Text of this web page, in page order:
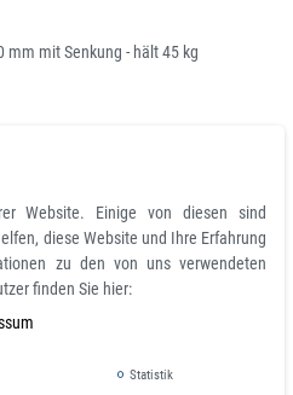
mm mit Senkung - hält 45 kg
Website. Einige von diesen sind
diese Website und Ihre Erfahrung
zu den von uns verwendeten
finden Sie hier:
Statistik